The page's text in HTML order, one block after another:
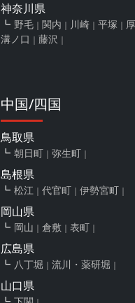
神奈川県
野毛 関内 川崎 平塚
溝ノ口
藤沢
中国/四国
鳥取県
朝日町 弥生町
島根県
松江 代官町 伊勢宮町
岡山県
岡山 倉敷 表町
広島県
八丁堀 流川・薬研堀
山口県